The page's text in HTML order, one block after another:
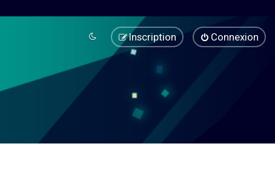
Connexion
Inscription